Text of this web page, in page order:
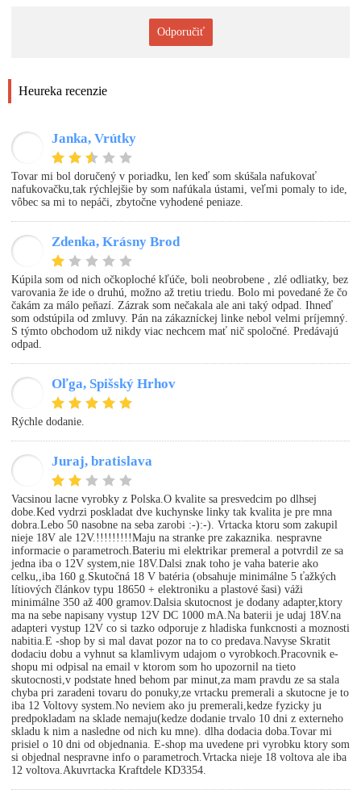
Odporučiť
Heureka recenzie
Janka, Vrútky
Tovar mi bol doručený v poriadku, len keď som skúšala nafukovať
nafukovačku,tak rýchlejšie by som nafúkala ústami, veľmi pomaly to ide,
vôbec sa mi to nepáči, zbytočne vyhodené peniaze.
Zdenka, Krásny Brod
Kúpila som od nich očkoploché kľúče, boli neobrobene , zlé odliatky, bez
varovania že ide o druhú, možno až tretiu triedu. Bolo mi povedané že čo
čakám za málo peňazí. Zázrak som nečakala ale ani taký odpad. Ihneď
som odstúpila od zmluvy. Pán na zákazníckej linke nebol velmi príjemný.
S týmto obchodom už nikdy viac nechcem mať nič spoločné. Predávajú
odpad.
Oľga, Spišský Hrhov
rýchle dodanie.
Juraj, bratislava
Vacsinou lacne vyrobky z Polska.O kvalite sa presvedcim po dlhsej
dobe.Ked vydrzi poskladat dve kuchynske linky tak kvalita je pre mna
dobra.Lebo 50 nasobne na seba zarobi :-):-). Vrtacka ktoru som zakupil
nieje 18V ale 12V.!!!!!!!!!Maju na stranke pre zakaznika. nespravne
informacie o parametroch.Bateriu mi elektrikar premeral a potvrdil ze sa
jedna iba o 12V system,nie 18V.Dalsi znak toho je vaha baterie ako
celku,,iba 160 g.Skutočná 18 V batéria (obsahuje minimálne 5 ťažkých
lítiových článkov typu 18650 + elektroniku a plastové šasi) váži
minimálne 350 až 400 gramov.Dalsia skutocnost je dodany adapter,ktory
ma na sebe napisany vystup 12V DC 1000 mA.Na baterii je udaj 18V.na
adapteri vystup 12V co si tazko odporuje z hladiska funkcnosti a moznosti
nabitia.E -shop by si mal davat pozor na to co predava.Navyse Skratit
dodaciu dobu a vyhnut sa klamlivym udajom o vyrobkoch.Pracovnik e-
shopu mi odpisal na email v ktorom som ho upozornil na tieto
skutocnosti,v podstate hned behom par minut,za mam pravdu ze sa stala
chyba pri zaradeni tovaru do ponuky,ze vrtacku premerali a skutocne je to
iba 12 Voltovy system.No neviem ako ju premerali,kedze fyzicky ju
predpokladam na sklade nemaju(kedze dodanie trvalo 10 dni z externeho
skladu k nim a nasledne od nich ku mne). dlha dodacia doba.Tovar mi
prisiel o 10 dni od objednania. E-shop ma uvedene pri vyrobku ktory som
si objednal nespravne info o parametroch.Vrtacka nieje 18 voltova ale iba
12 voltova.Akuvrtacka Kraftdele KD3354.